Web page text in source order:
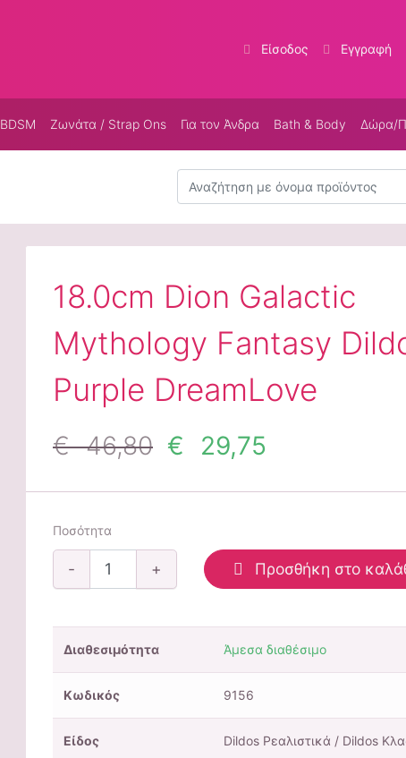
Είσοδος Εγγραφή
BDSM Ζωνάτα / Strap Ons Για τον Άνδρα Bath & Body Δώρα/
Αναζήτηση
18.0cm Dion Galactic
Mythology Fantasy
Purple DreamLove
€ 46,80 € 29,75
Ποσότητα
- + Προσθήκη στο
Διαθεσιμότητα Άμεσα διαθέσιμο
Κωδικός 9156
Είδος Dildos Ρεαλιστικά / Dildos